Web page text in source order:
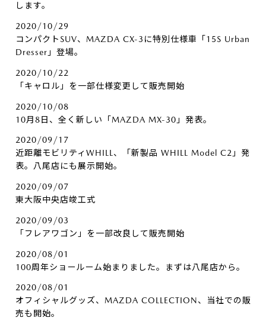
します。
2020/10/29
コンパクトSUV、MAZDA CX-3に特別仕様車「15S Urban
Dresser」登場。
2020/10/22
「キャロル」を一部仕様変更して販売開始
2020/10/08
10月8日、全く新しい「MAZDA MX-30」発表。
2020/09/17
近距離モビリティWHILL、「新製品 WHILL Model C2」発
表。八尾店にも展示開始。
2020/09/07
東大阪中央店竣工式
2020/09/03
「フレアワゴン」を一部改良して販売開始
2020/08/01
100周年ショールーム始まりました。まずは八尾店から。
2020/08/01
オフィシャルグッズ、MAZDA COLLECTION、当社での販
売も開始。